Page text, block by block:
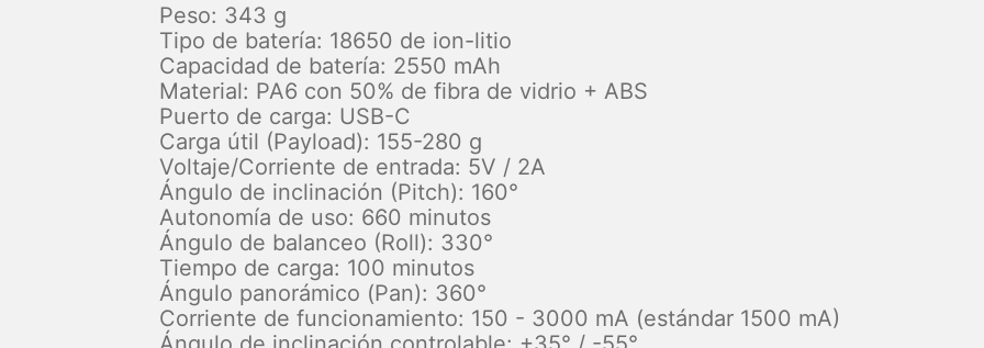
Peso: 343 g
Tipo de batería: 18650 de ion-litio
Capacidad de batería: 2550 mAh
Material: PA6 con 50% de fibra de vidrio + ABS
Puerto de carga: USB-C
Carga útil (Payload): 155-280 g
Voltaje/Corriente de entrada: 5V / 2A
Ángulo de inclinación (Pitch): 160°
Autonomía de uso: 660 minutos
Ángulo de balanceo (Roll): 330°
Tiempo de carga: 100 minutos
Ángulo panorámico (Pan): 360°
Corriente de funcionamiento: 150 - 3000 mA (estándar 1500 mA)